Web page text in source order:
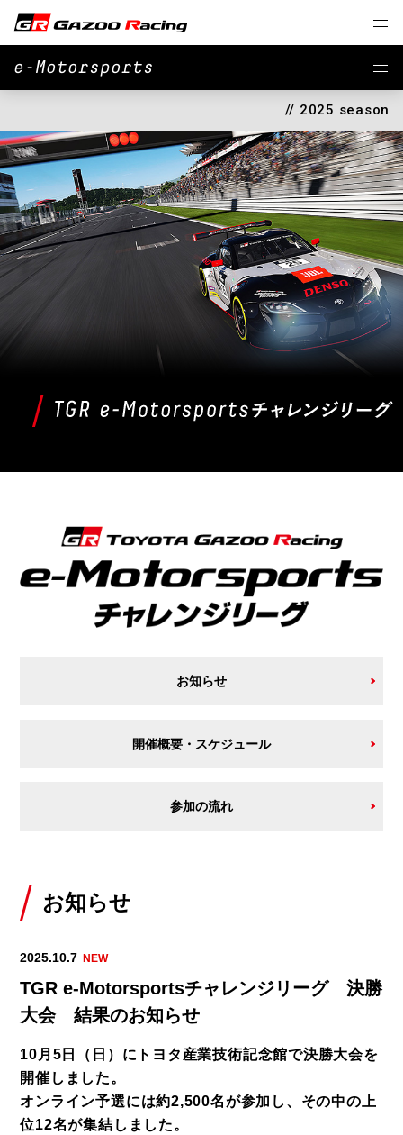
e-Motorsports
// 2025 season
お知らせ
開催概要・スケジュール
参加の流れ
お知らせ
2025.10.7
TGR e-Motorsportsチャレンジリーグ 決勝
大会 結果のお知らせ
10月5日（日）にトヨタ産業技術記念館で決勝大会を
開催しました。
オンライン予選には約2,500名が参加し、その中の上
位12名が集結しました。